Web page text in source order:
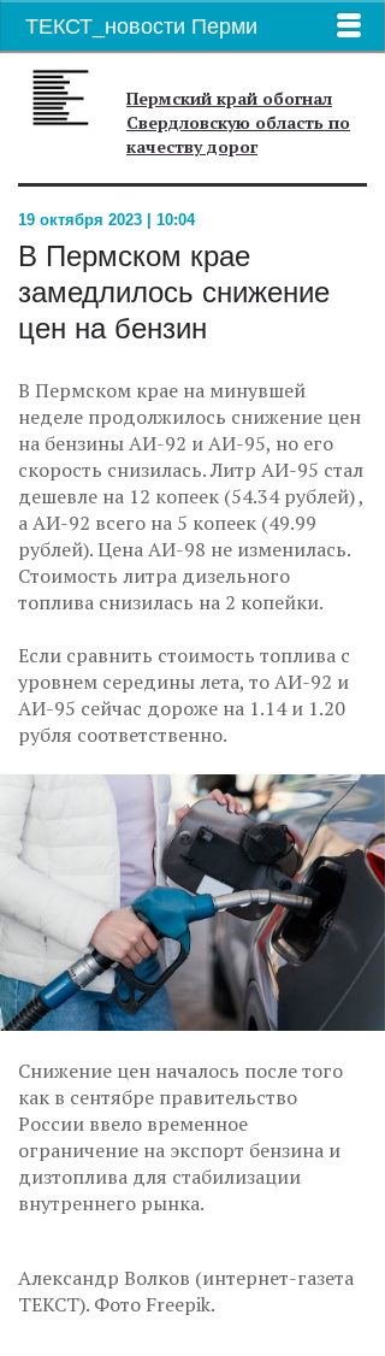
ТЕКСТ_новости Перми
Пермский край обогнал
Свердловскую область по
качеству дорог
19 октября 2023 | 10:04
В Пермском крае
замедлилось снижение
цен на бензин
В Пермском крае на минувшей
неделе продолжилось снижение цен
на бензины АИ-92 и АИ-95, но его
скорость снизилась. Литр АИ-95 стал
дешевле на 12 копеек (54.34 рублей) ,
а АИ-92 всего на 5 копеек (49.99
рублей). Цена АИ-98 не изменилась.
Стоимость литра дизельного
топлива снизилась на 2 копейки.
Если сравнить стоимость топлива с
уровнем середины лета, то АИ-92 и
АИ-95 сейчас дороже на 1.14 и 1.20
рубля соответственно.
Снижение цен началось после того
как в сентябре правительство
России ввело временное
ограничение на экспорт бензина и
дизтоплива для стабилизации
внутреннего рынка.
Александр Волков (интернет-газета
ТЕКСТ). Фото Freepik.